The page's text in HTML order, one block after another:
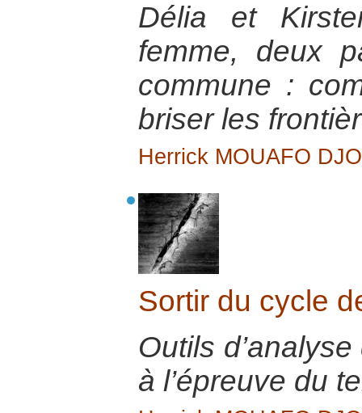
Délia et
femme, deux
commune :
briser les
Herrick MOUAFO
Sortir du cycle
Outils
à l’épreuve du